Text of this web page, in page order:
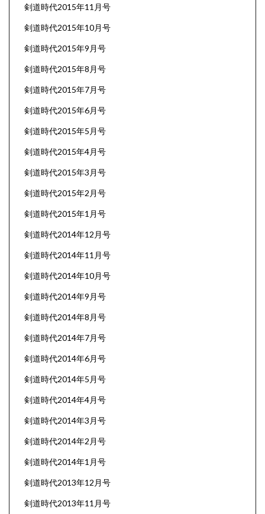
剣道時代2015年11月号
剣道時代2015年10月号
剣道時代2015年9月号
剣道時代2015年8月号
剣道時代2015年7月号
剣道時代2015年6月号
剣道時代2015年5月号
剣道時代2015年4月号
剣道時代2015年3月号
剣道時代2015年2月号
剣道時代2015年1月号
剣道時代2014年12月号
剣道時代2014年11月号
剣道時代2014年10月号
剣道時代2014年9月号
剣道時代2014年8月号
剣道時代2014年7月号
剣道時代2014年6月号
剣道時代2014年5月号
剣道時代2014年4月号
剣道時代2014年3月号
剣道時代2014年2月号
剣道時代2014年1月号
剣道時代2013年12月号
剣道時代2013年11月号